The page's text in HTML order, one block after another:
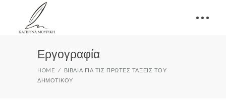
Εργογραφία
HOME
ΒΙΒΛΊΑ ΓΙΑ ΤΙΣ ΠΡΏΤΕΣ ΤΆΞΕΙΣ ΤΟΥ
ΔΗΜΟΤΙΚΟΎ